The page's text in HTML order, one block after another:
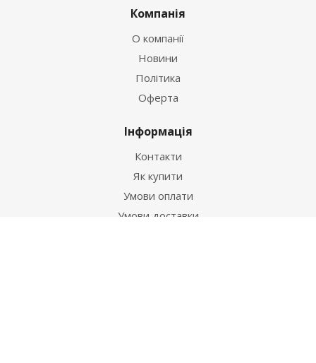
Компанія
О компанії
Новини
Політика
Оферта
Інформація
Контакти
Як купити
Умови оплати
Умови доставки